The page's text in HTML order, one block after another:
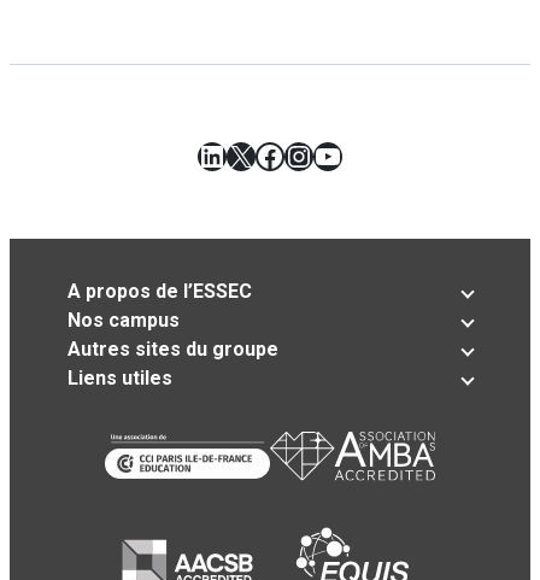
LinkedIn
X Facebook
Instagram
YouTube
A propos de l’ESSEC
Nos campus
Autres sites du groupe
Liens utiles